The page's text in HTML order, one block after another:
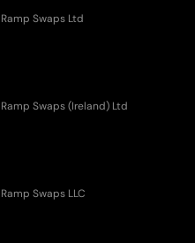
Ramp Swaps Ltd
Ramp Swaps (Ireland) Ltd
Ramp Swaps LLC